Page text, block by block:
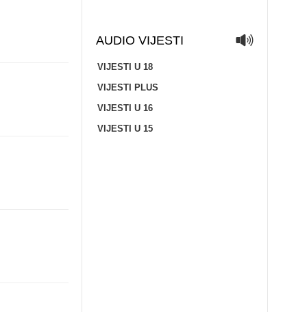
AUDIO VIJESTI
VIJESTI U 18
VIJESTI PLUS
VIJESTI U 16
VIJESTI U 15